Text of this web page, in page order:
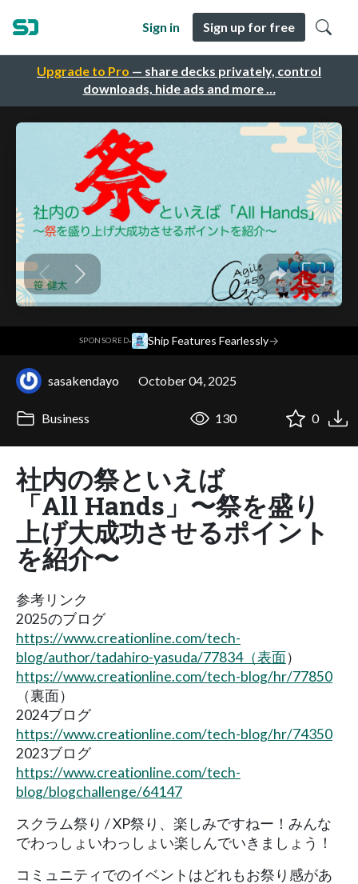
Upgrade to Pro — share decks privately, control
downloads, hide ads and more …
Sign in Sign up for free
SPONSORED· Ship Features Fearlessly→
sasakendayo October 04, 2025
Business 130 0
社内の祭といえば
「All Hands」〜祭を盛り
上げ大成功させるポイント
を紹介〜
参考リンク
2025のブログ
https://www.creationline.com/tech-
blog/author/tadahiro-yasuda/77834（表面）
https://www.creationline.com/tech-blog/hr/77850
（裏面）
2024ブログ
https://www.creationline.com/tech-blog/hr/74350
2023ブログ
https://www.creationline.com/tech-
blog/blogchallenge/64147
スクラム祭り / XP祭り、楽しみですねー！みんな
でわっしょいわっしょい楽しんでいきましょう！
コミュニティでのイベントはどれもお祭り感があ